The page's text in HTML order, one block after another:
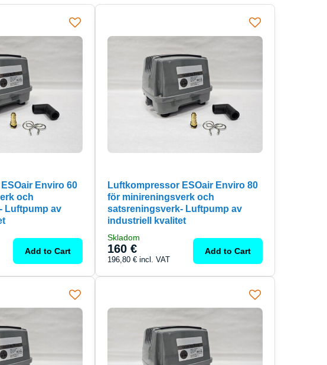
Enviro 60
och
Luftpump av
Add to Cart
Luftkompressor ESOair Enviro 80
för minireningsverk och
satsreningsverk- Luftpump av
industriell kvalitet
Skladom
160 €
196,80 € incl. VAT
Add to Cart